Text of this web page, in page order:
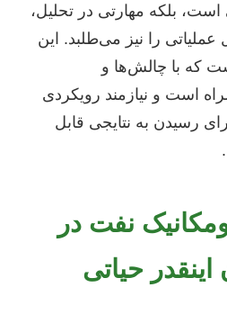
بلکه مهارتی در تحلیل،
را نیز می‌طلبد. این
که با چالش‌ها و
است و نیازمند رویکردی
رسیدن به نتایجی قابل
نفت در
حیاتی